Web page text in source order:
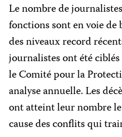
Le nombre de
fonctions sont en voie de
des niveaux record
journalistes ont été
le Comité pour la
analyse annuelle. Les
ont atteint leur nombre
cause des conflits qui